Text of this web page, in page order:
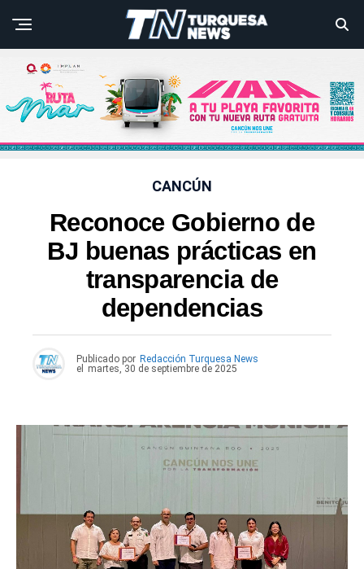
CANCÚN
Reconoce Gobierno de
BJ buenas prácticas en
transparencia de
dependencias
Publicado por Redacción Turquesa News
el
martes, 30 de septiembre de 2025